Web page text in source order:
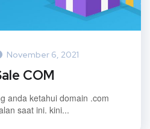
November 6, 2021
COM
anda ketahui domain .com
saat ini. kini...